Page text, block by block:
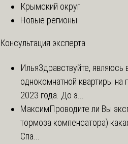
Крымский округ
Новые регионы
Консультация эксперта
ИльяЗдравствуйте, являюсь
однокомнатной квартиры на
2023 года. До э...
МаксимПроводите ли Вы
тормоза компенсатора)
Спа...